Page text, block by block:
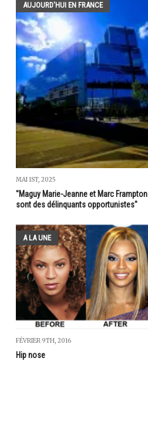
AUJOURD'HUI EN FRANCE
MAI 1ST, 2025
"Maguy Marie-Jeanne et Marc Frampton
sont des délinquants opportunistes"
A LA UNE
FÉVRIER 9TH, 2016
Hip nose